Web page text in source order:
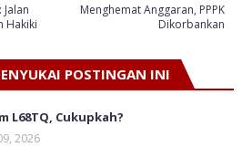
Menghemat Anggaran, PPPK
Dikorbankan
Hakiki
POSTINGAN INI
L68TQ, Cukupkah?
2026